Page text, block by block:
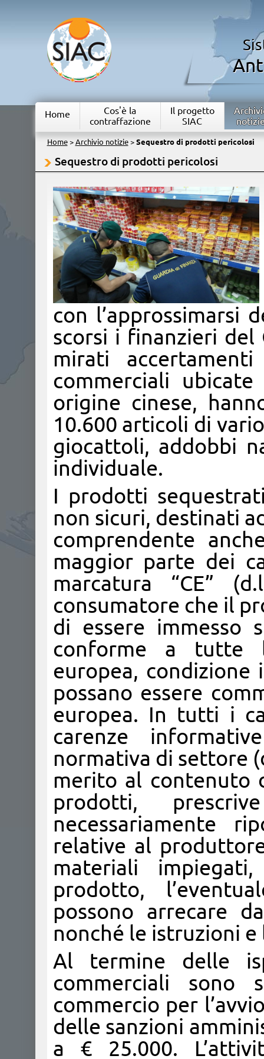
Home
Cos'è la
contraffazione
Il progetto
SIAC
Home> Archivio notizie> Sequestro di prodotti pericolosi
Sequestro di prodotti pericolosi
con l’approssimarsi
scorsi i finanzieri del
mirati
commerciali
origine cinese,
10.600 articoli di
giocattoli, addobbi
individuale.
I prodotti
non sicuri, destinati
comprendente
maggior parte dei
marcatura “CE”
consumatore che il
di essere immesso
conforme a tutte
europea,
possano essere
europea. In tutti i
carenze
normativa di settore
merito al contenuto
prodotti,
necessariamente
relative al
materiali
prodotto,
possono arrecare
nonché le istruzioni
Al termine delle
commerciali sono
commercio per
delle sanzioni
a € 25.000.